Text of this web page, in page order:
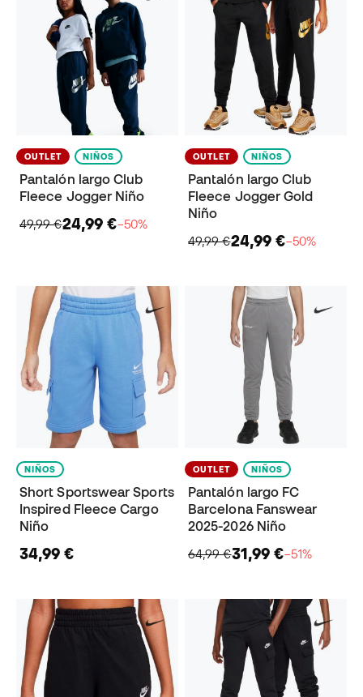
OUTLET NIÑOS
Pantalón largo Club
Fleece Jogger Niño
49,99 €24,99 €−50%
OUTLET NIÑOS
Pantalón largo Club
Fleece Jogger Gold
Niño
49,99 €24,99 €−50%
NIÑOS
Short Sportswear Sports
Inspired Fleece Cargo
Niño
34,99 €
OUTLET NIÑOS
Pantalón largo FC
Barcelona Fanswear
2025-2026 Niño
64,99 €31,99 €−51%